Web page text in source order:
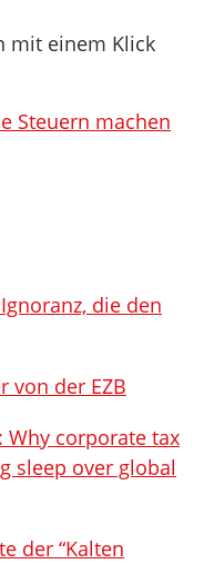
mit einem Klick
Steuern machen
die den
von der EZB
Why corporate tax
sleep over global
der “Kalten